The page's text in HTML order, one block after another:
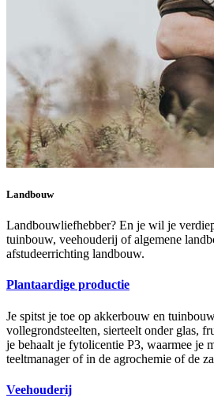
Landbouw
Landbouwliefhebber? En je wil je
tuinbouw, veehouderij of algemene
afstudeerrichting landbouw.
Plantaardige productie
Je spitst je toe op akkerbouw en
vollegrondsteelten, sierteelt onder glas,
je behaalt je fytolicentie P3, waarmee je
teeltmanager of in de agrochemie of de
Veehouderij